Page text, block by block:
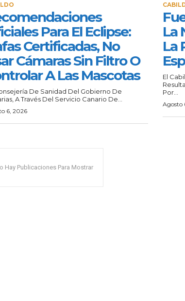
Para El Eclipse:
Certificadas, No
Cámaras Sin Filtro O
A Las Mascotas
De Sanidad Del Gobierno De
A Través Del Servicio Canario De...
6, 2026
La
La
El
Por...
Agosto
Hay Publicaciones Para Mostrar